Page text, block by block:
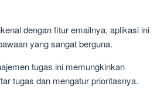
dengan fitur emailnya, aplikasi ini
yang sangat berguna.
tugas ini memungkinkan
tugas dan mengatur prioritasnya.